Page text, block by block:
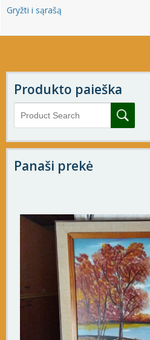
Gryžti i sąrašą
Produkto paieška
Panaši prekė